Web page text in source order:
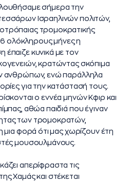
σήμερα την
Ισραηλινών πολιτών,
τρομοκρατικής
ολόκληρους μήνες η
κυνικά με τον
κρατώντας σκόπιμα
ανθρώπων, ενώ παράλληλα
για την κατάστασή τους.
ο εννέα μηνών Κφιρ και
αθώα παιδιά που έγιναν
των τρομοκρατών,
μια φορά ότι μας χωρίζουν έτη
μουσουλμάνους.
απερίφραστα τις
Χαμάς και στέκεται